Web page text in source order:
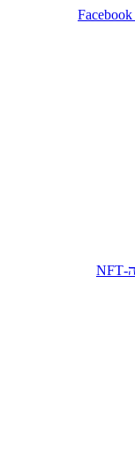
Facebook